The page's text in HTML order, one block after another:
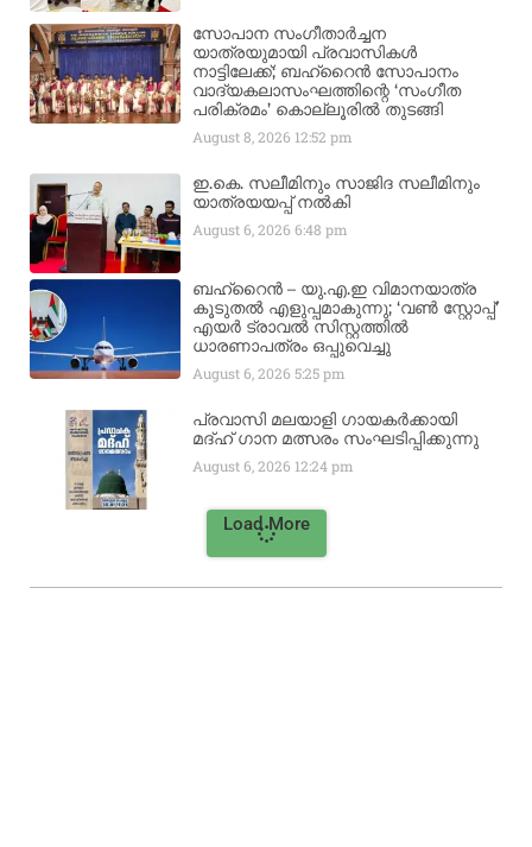
സോപാന സംഗീതാർച്ചന
യാത്രയുമായി പ്രവാസികൾ
നാട്ടിലേക്ക്; ബഹ്‌റൈൻ സോപാനം
വാദ്യകലാസംഘത്തിന്റെ ‘സംഗീത
പരിക്രമം’ കൊല്ലൂരിൽ തുടങ്ങി
August 8, 2026 12:52 pm
ഇ.കെ. സലീമിനും സാജിദ സലീമിനും
യാത്രയയപ്പ് നൽകി
August 6, 20266:48 pm
ബഹ്‌റൈൻ – യു.എ.ഇ വിമാനയാത്ര
കൂടുതൽ എളുപ്പമാകുന്നു; ‘വൺ സ്റ്റോപ്പ്’
എയർ ട്രാവൽ സിസ്റ്റത്തിൽ
ധാരണാപത്രം ഒപ്പുവെച്ചു
August 6, 20265:25 pm
പ്രവാസി മലയാളി ഗായകർക്കായി
മദ്ഹ് ഗാന മത്സരം സംഘടിപ്പിക്കുന്നു
August 6, 2026 12:24 pm
Load More